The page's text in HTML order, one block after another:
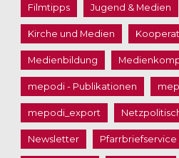
Filmtipps Jugend & Medien
Kirche und Medien
Medienbildung
mepodi - Publikationen
mepodi_export
Newsletter Pfarrbriefservice